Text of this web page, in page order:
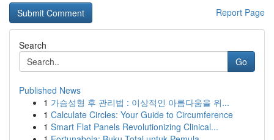
Report Page
Search
Go
Published News
1 가슴성형 후 관리법 : 이상적인 아름다움을 위...
1 Calculate Circles: Your Guide to Circumference
1 Smart Flat Panels Revolutionizing Clinical...